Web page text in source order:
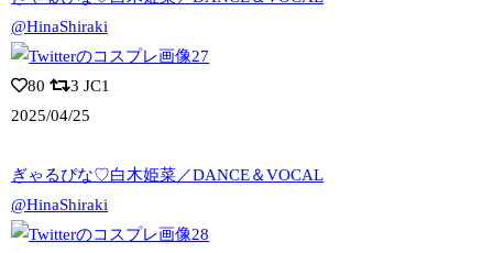
@HinaShiraki
80 3 JC1
2025/04/25
ぎゃるぴな♡白木姫菜／DANCE＆VOCAL
@HinaShiraki